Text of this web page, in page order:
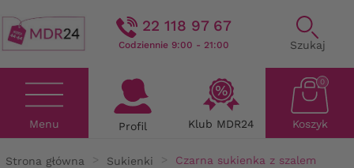
22 118 97 67
Codziennie 9:00 - 21:00 Szukaj
Menu Profil Klub MDR24 Koszyk
0
Strona główna Sukienki Czarna sukienka z szalem